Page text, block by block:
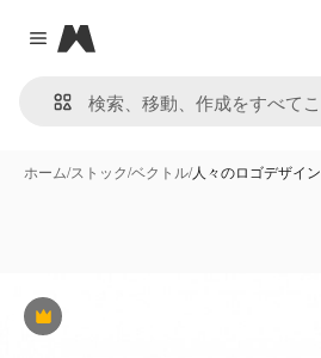
Close menu
Magnific
ホーム/ストック/ベクトル/人々のロゴデザイン
Premium